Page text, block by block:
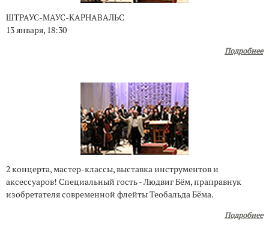
ШТРАУС-МАУС-КАРНАВАЛЬС
13 января, 18:30
Подробнее
2 концерта, мастер-классы, выставка инструментов и
аксессуаров! Специальный гость - Людвиг Бём, праправнук
изобретателя современной флейты Теобальда Бёма.
Подробнее